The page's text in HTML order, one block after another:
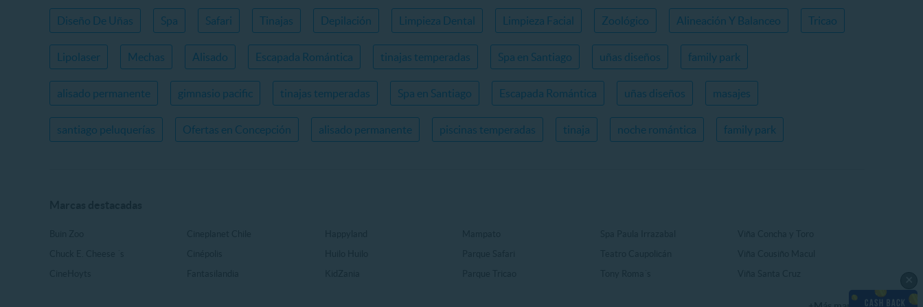
Diseño De Uñas Spa Safari Tinajas Depilación Limpieza Dental Limpieza Facial Zoológico Alineación Y Balanceo Tricao
Lipolaser Mechas Alisado Escapada Romántica tinajas temperadas Spa en Santiago uñas diseños family park
alisado permanente gimnasio pacific tinajas temperadas Spa en Santiago Escapada Romántica uñas diseños masajes
santiago peluquerías Ofertas en Concepción alisado permanente piscinas temperadas tinaja noche romántica family park